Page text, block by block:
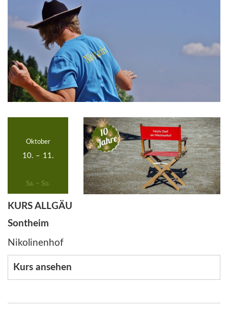
10. – 11.
Oktober
Sa. – So.
KURS ALLGÄU
Sontheim
Nikolinenhof
Kurs ansehen